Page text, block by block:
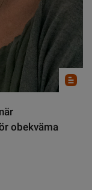
obekväma